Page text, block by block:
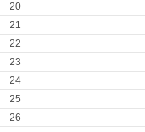
20
21
22
23
24
25
26